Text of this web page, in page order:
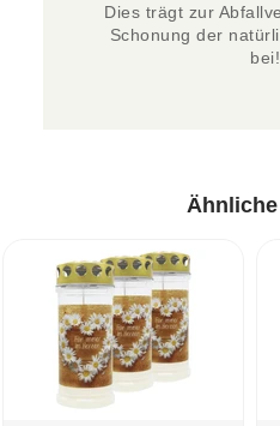
Dies trägt zur
Schonung der
bei!